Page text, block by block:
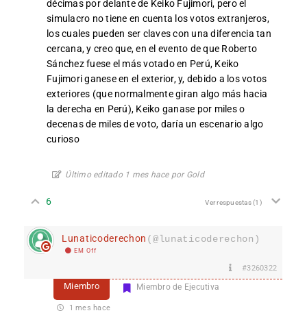
décimas por delante de Keiko Fujimori, pero el
simulacro no tiene en cuenta los votos extranjeros,
los cuales pueden ser claves con una diferencia tan
cercana, y creo que, en el evento de que Roberto
Sánchez fuese el más votado en Perú, Keiko
Fujimori ganese en el exterior, y, debido a los votos
exteriores (que normalmente giran algo más hacia
la derecha en Perú), Keiko ganase por miles o
decenas de miles de voto, daría un escenario algo
curioso
Último editado 1 mes hace por Gold
6 Ver respuestas(1)
Lunaticoderechon (@lunaticoderechon)
EM Off
#3260322
Miembro Miembro de Ejecutiva
1 mes hace